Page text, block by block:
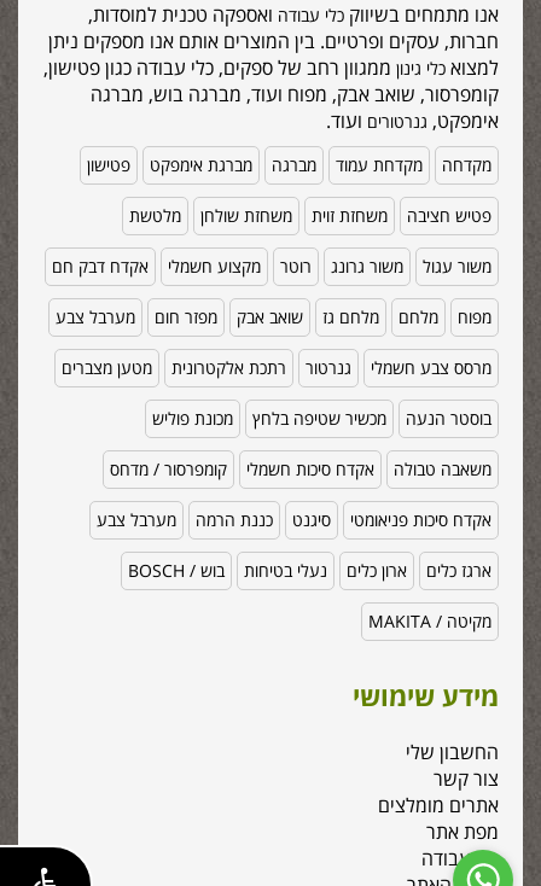
אנו מתמחים בשיווק כלי עבודה ואספקה טכנית למוסדות,
חברות, עסקים ופרטיים. בין המוצרים אותם אנו מספקים ניתן
למצוא כלי גינון ממגוון רחב של ספקים, כלי עבודה כגון פטישון,
קומפרסור, שואב אבק, מפוח ועוד, מברגה בוש, מברגה
אימפקט, גנרטורים ועוד.
מקדחה מקדחת עמוד מברגה מברגת אימפקט פטישון
פטיש חציבה משחזת זוית משחזת שולחן מלטשת
משור עגול משור גרונג רוטר מקצוע חשמלי אקדח דבק חם
מפוח מלחם מלחם גז שואב אבק מפזר חום מערבל צבע
מרסס צבע חשמלי גנרטור רתכת אלקטרונית מטען מצברים
בוסטר הנעה מכשיר שטיפה בלחץ מכונת פוליש
משאבה טבולה אקדח סיכות חשמלי קומפרסור / מדחס
אקדח סיכות פניאומטי סיגנט כננת הרמה מערבל צבע
ארגז כלים ארון כלים נעלי בטיחות בוש / BOSCH
מקיטה / MAKITA
מידע שימושי
החשבון שלי
צור קשר
אתרים מומלצים
מפת אתר
כלי עבודה